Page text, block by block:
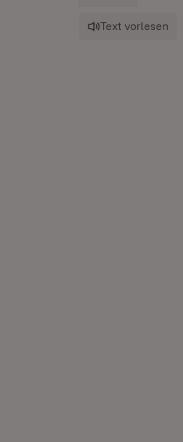
Text vorlesen